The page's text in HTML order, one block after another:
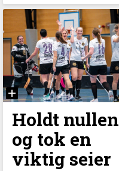
Holdt nullen
og tok en
viktig seier